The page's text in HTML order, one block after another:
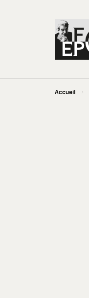
Accueil >